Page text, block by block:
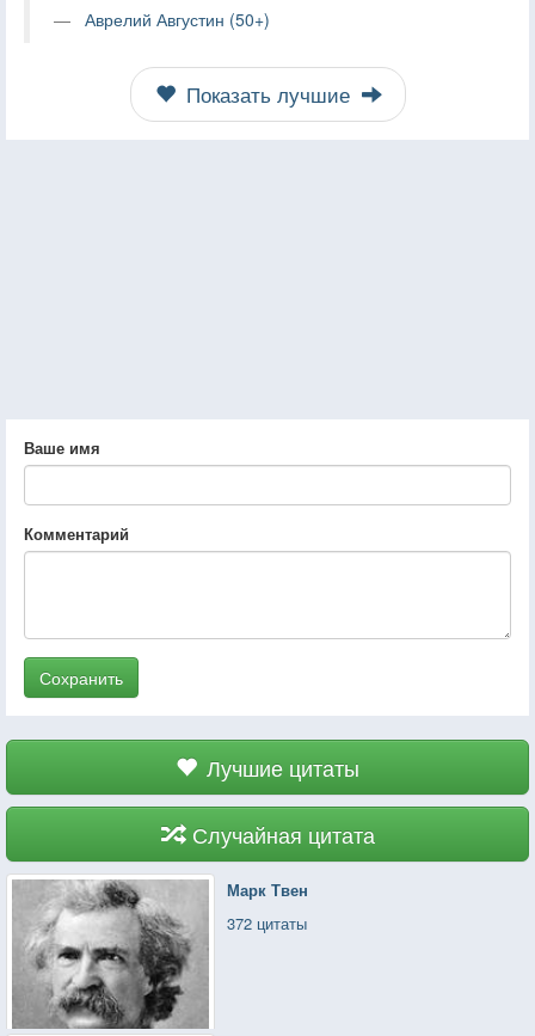
Аврелий Августин (50+)
Показать лучшие
Ваше имя
Комментарий
Сохранить
Лучшие цитаты
Случайная цитата
Марк Твен
372 цитаты